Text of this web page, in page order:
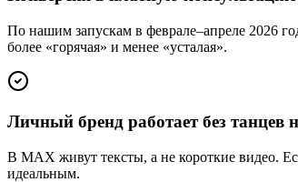
По нашим запускам в феврале–апреле 2026
более «горячая» и менее «усталая».
Личный бренд работает без танцев
В MAX живут тексты, а не короткие видео.
идеальным.